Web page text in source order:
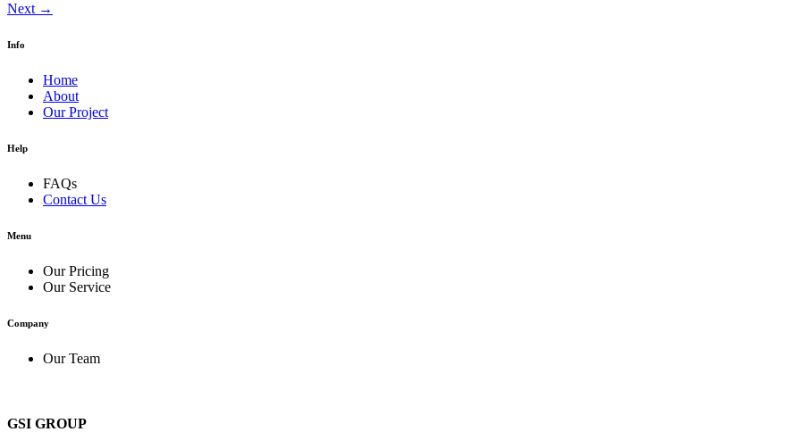
Next →
Info
Home
About
Our Project
Help
FAQs
Contact Us
Menu
Our Pricing
Our Service
Company
Our Team
GSI GROUP